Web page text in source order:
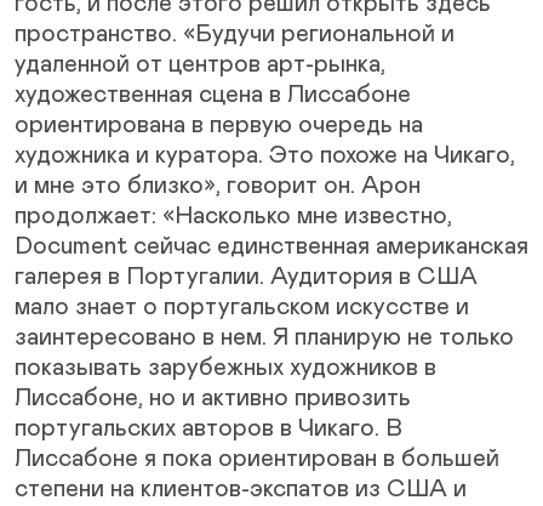
пространство. «Будучи региональной и
удаленной от центров арт-рынка,
художественная сцена в Лиссабоне
ориентирована в первую очередь на
художника и куратора. Это похоже на Чикаго,
и мне это близко», говорит он. Арон
продолжает: «Насколько мне известно,
Document сейчас единственная американская
галерея в Португалии. Аудитория в США
мало знает о португальском искусстве и
заинтересовано в нем. Я планирую не только
показывать зарубежных художников в
Лиссабоне, но и активно привозить
португальских авторов в Чикаго. В
Лиссабоне я пока ориентирован в большей
степени на клиентов-экспатов из США и